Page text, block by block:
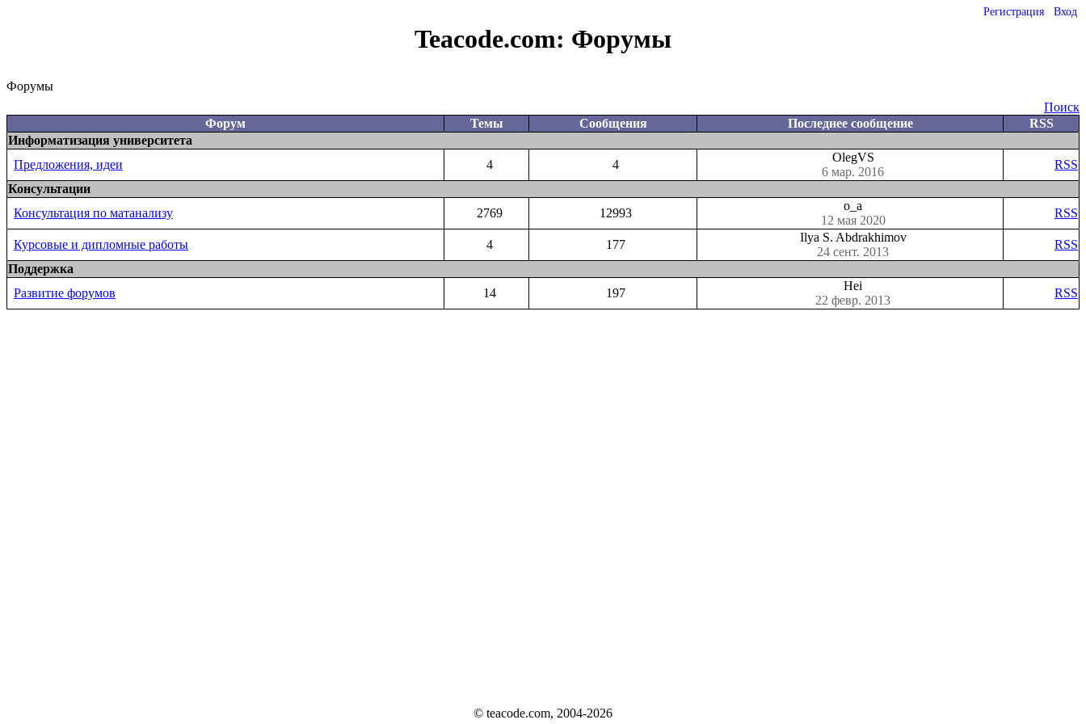
Регистрация Вход
Teacode.com: Форумы
Форумы
Поиск
Форум
Темы Сообщения Последнее сообщение
RSS
Информатизация университета
Предложения, идеи
4 4
OlegVS
6 мар. 2016
RSS
Консультации
Консультация по матанализу
2769 12993
o_a
12 мая 2020
RSS
Курсовые и дипломные работы 4 177
Ilya S. Abdrakhimov
24 сент. 2013
RSS
Поддержка
Развитие форумов
14 197
Hei
22 февр. 2013
RSS
© teacode.com, 2004-2026